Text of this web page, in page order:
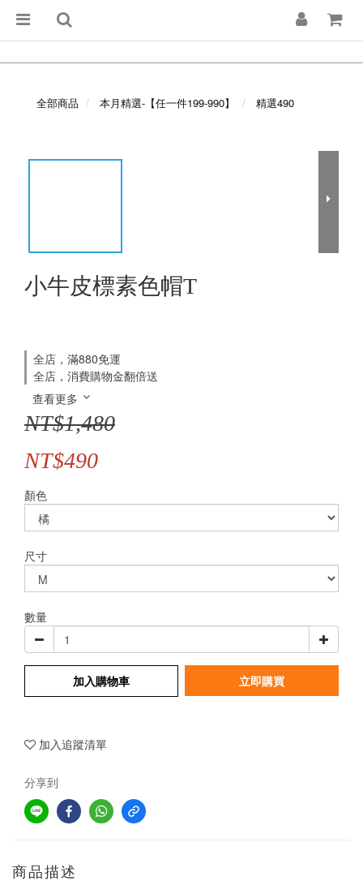
全部商品 本月精選-【任一件199-990】 精選490
小牛皮標素色帽T
全店，滿880免運
全店，消費購物金翻倍送
查看更多
NT$1,480
NT$490
顏色
尺寸
數量
加入購物車 立即購買
加入追蹤清單
分享到
商品描述